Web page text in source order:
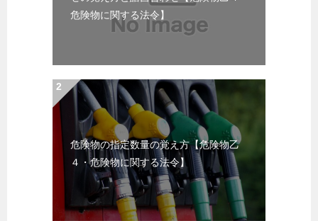
危険物に関する法令】
危険物の指定数量の覚え方【危険物乙
４・危険物に関する法令】